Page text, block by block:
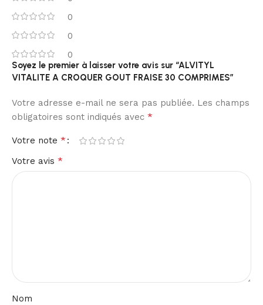
0
0
0
Soyez le premier à laisser votre avis sur “ALVITYL
VITALITE A CROQUER GOUT FRAISE 30 COMPRIMES”
Votre adresse e-mail ne sera pas publiée. Les champs
obligatoires sont indiqués avec *
Votre note *
Votre avis *
Nom